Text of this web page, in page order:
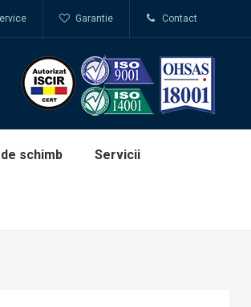
Contact
Garantie
schimb Servicii